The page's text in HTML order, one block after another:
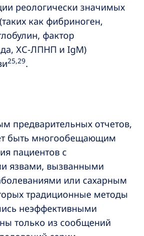
реологически значимых
как фибриноген,
фактор
ХС-ЛПНП и IgM)
25,29.
предварительных отчетов,
быть многообещающим
пациентов с
язвами, вызванными
или сахарным
традиционные методы
неэффективными
только из сообщений